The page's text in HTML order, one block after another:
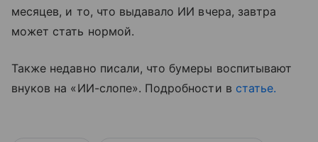
месяцев, и то, что выдавало ИИ вчера, завтра
может стать нормой.
Также недавно писали, что бумеры воспитывают
внуков на «ИИ-слопе». Подробности в статье.